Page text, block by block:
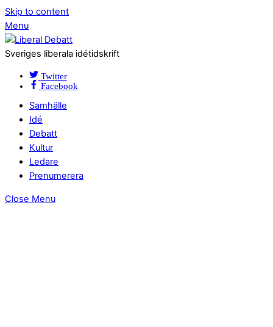
Skip to content
Menu
Sveriges liberala idétidskrift
Twitter
Facebook
Samhälle
Idé
Debatt
Kultur
Ledare
Prenumerera
Close Menu